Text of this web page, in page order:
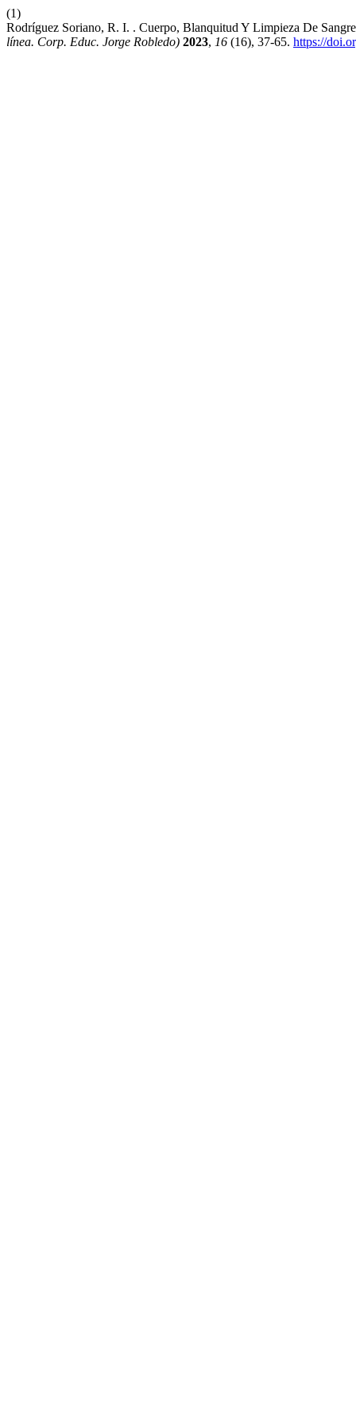
(1)
Rodríguez Soriano, R. I. . Cuerpo, Blanquitud Y Limpieza De
línea. Corp. Educ. Jorge Robledo) 2023, 16 (16), 37-65. https://